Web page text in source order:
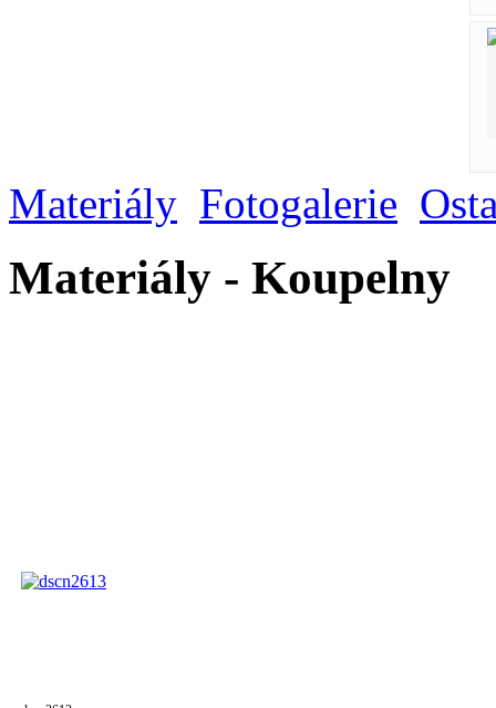
Materiály Fotogalerie
Materiály - Koupelny